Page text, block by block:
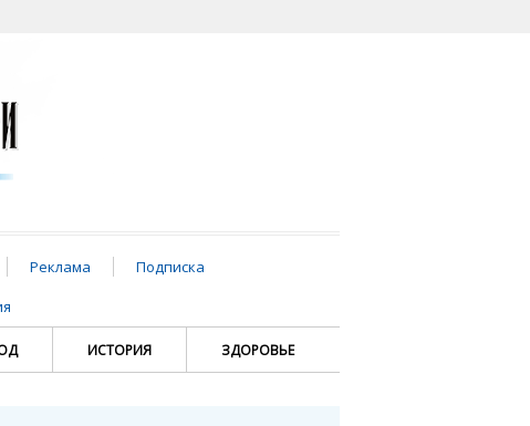
Реклама
Подписка
ИСТОРИЯ ЗДОРОВЬЕ